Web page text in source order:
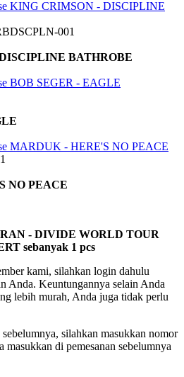
001
BATHROBE
NO PEACE
- DIVIDE WORLD TOUR
sebanyak 1 pcs
kami, silahkan login dahulu
Anda. Keuntungannya selain Anda
lebih murah, Anda juga tidak perlu
silahkan masukkan nomor
masukkan di pemesanan sebelumnya